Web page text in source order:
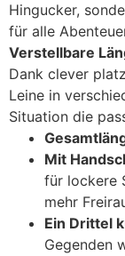
Hingucker,
für alle
Verstellbare
Dank clever
Leine in
Situation die
Mit
für lockere
mehr
Ein Drittel
Gegenden